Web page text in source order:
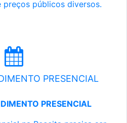
preços públicos diversos.
PRESENCIAL
PRESENCIAL